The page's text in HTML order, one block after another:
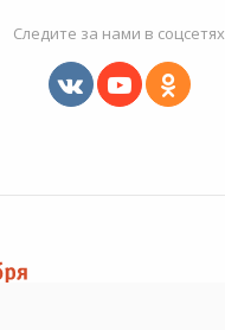
Следите за нами в соцсетях